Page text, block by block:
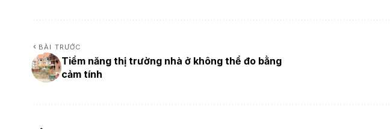
BÀI TRƯỚC
Tiềm năng thị trường nhà ở không thể đo bằng
cảm tính